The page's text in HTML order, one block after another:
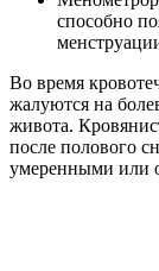
способно
Во время
жалуются на
живота.
после полового
умеренными или